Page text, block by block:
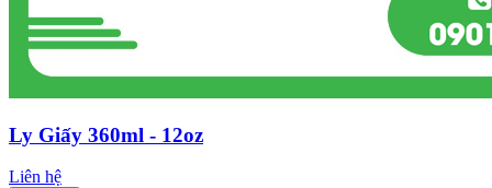
Ly Giấy 360ml - 12oz
Liên hệ